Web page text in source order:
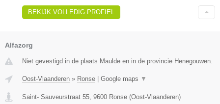
BEKIJK VOLLEDIG PROFIEL
Alfazorg
Niet gevestigd in de plaats Maulde en in de provincie Henegouwen.
Oost-Vlaanderen » Ronse Google maps ▼
Saint- Sauveurstraat 55, 9600 Ronse (Oost-Vlaanderen)